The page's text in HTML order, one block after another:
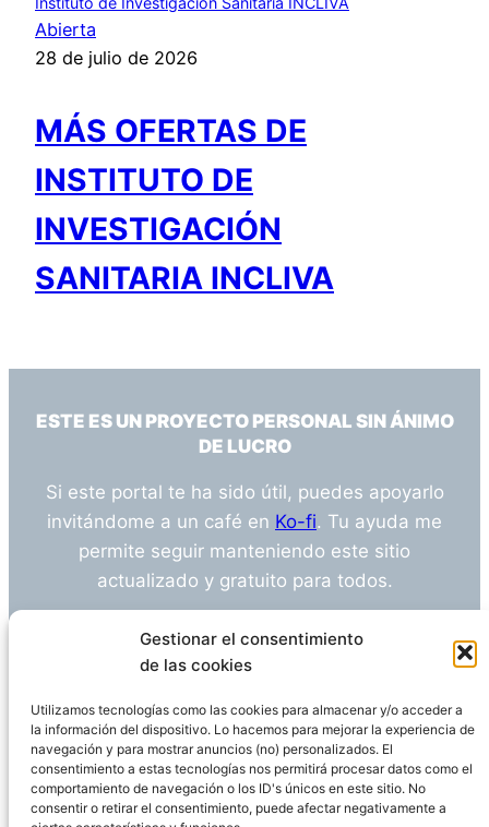
Gestionar el consentimiento
de las cookies
Utilizamos tecnologías como las cookies para almacenar y/o acceder a
la información del dispositivo. Lo hacemos para mejorar la experiencia de
navegación y para mostrar anuncios (no) personalizados. El
consentimiento a estas tecnologías nos permitirá procesar datos como el
comportamiento de navegación o los ID's únicos en este sitio. No
consentir o retirar el consentimiento, puede afectar negativamente a
Abierta
28 de julio de 2026
MÁS OFERTAS DE
INSTITUTO DE
INVESTIGACIÓN
SANITARIA INCLIVA
ESTE ES UN PROYECTO PERSONAL SIN ÁNIMO
DE LUCRO
Si este portal te ha sido útil, puedes apoyarlo
invitándome a un café en Ko-fi. Tu ayuda me
permite seguir manteniendo este sitio
actualizado y gratuito para todos.
¿Tienes alguna duda o sugerencia? Escríbeme
info@empleosanitarioinvestigacion.es
Descargo de Responsabilidad
Declaración de Privacidad Política de cookies